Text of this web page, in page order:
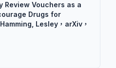
Review Vouchers as a
Drugs for
Lesley，arXiv，